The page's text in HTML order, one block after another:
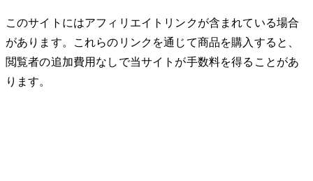
このサイトにはアフィリエイトリンクが含まれている場合
があります。これらのリンクを通じて商品を購入すると、
閲覧者の追加費用なしで当サイトが手数料を得ることがあ
ります。